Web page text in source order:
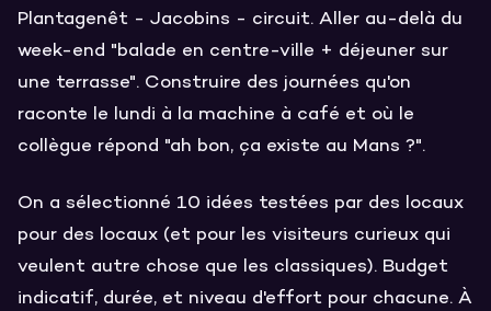
Plantagenêt - Jacobins - circuit. Aller au-delà du
week-end "balade en centre-ville + déjeuner sur
une terrasse". Construire des journées qu'on
raconte le lundi à la machine à café et où le
collègue répond "ah bon, ça existe au Mans ?".
On a sélectionné 10 idées testées par des locaux
pour des locaux (et pour les visiteurs curieux qui
veulent autre chose que les classiques). Budget
indicatif, durée, et niveau d'effort pour chacune. À